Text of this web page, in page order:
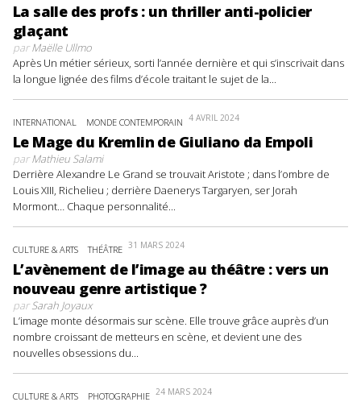
La salle des profs : un thriller anti-policier
glaçant
parMaëlle Ullmo
Après Un métier sérieux, sorti l’année dernière et qui s’inscrivait dans
la longue lignée des films d’école traitant le sujet de la...
INTERNATIONAL MONDE CONTEMPORAIN 4 AVRIL 2024
Le Mage du Kremlin de Giuliano da Empoli
parMathieu Salami
Derrière Alexandre Le Grand se trouvait Aristote ; dans l’ombre de
Louis XIII, Richelieu ; derrière Daenerys Targaryen, ser Jorah
Mormont… Chaque personnalité...
CULTURE & ARTS THÉÂTRE 31 MARS 2024
L’avènement de l’image au théâtre : vers un
nouveau genre artistique ?
parSarah Joyaux
L’image monte désormais sur scène. Elle trouve grâce auprès d’un
nombre croissant de metteurs en scène, et devient une des
nouvelles obsessions du...
CULTURE & ARTS PHOTOGRAPHIE 24 MARS 2024